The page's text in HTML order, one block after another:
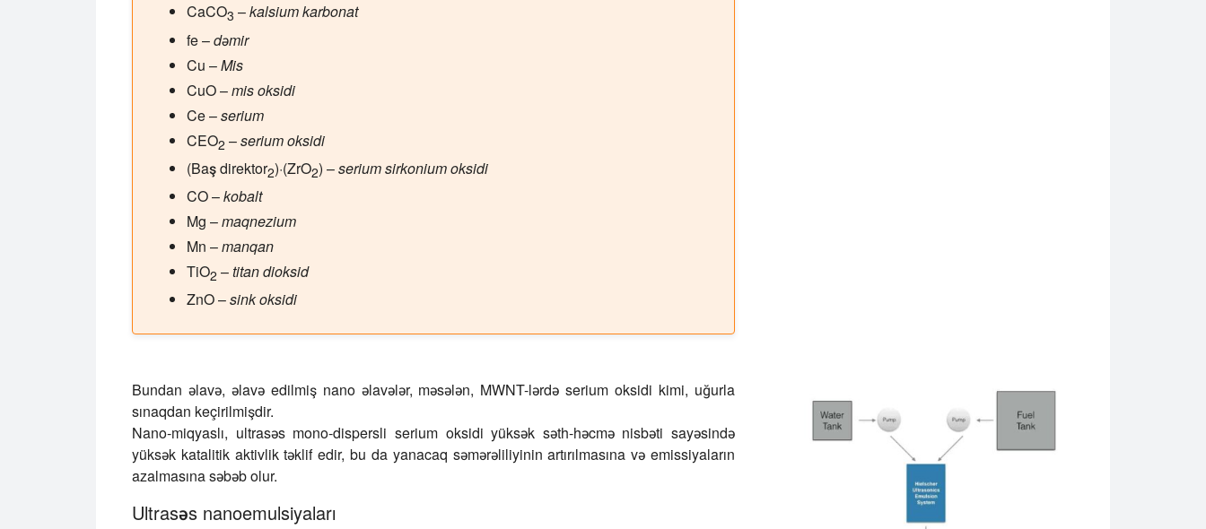
CaCO3 –kalsium karbonat
fe–dəmir
Cu –Mis
CuO–mis oksidi
Ce–serium
CEO2 –serium oksidi
(Baş direktor2)·(ZrO2) –serium sirkonium oksidi
CO–kobalt
Mg –maqnezium
Mn –manqan
TiO2 –titan dioksid
ZnO–sink oksidi
Bundan əlavə, əlavə edilmiş nano əlavələr, məsələn, MWNT-lərdə serium oksidi kimi, uğurla
sınaqdan keçirilmişdir.
Nano-miqyaslı, ultrasəs mono-dispersli serium oksidi yüksək səth-həcmə nisbəti sayəsində
yüksək katalitik aktivlik təklif edir, bu da yanacaq səmərəliliyinin artırılmasına və emissiyaların
azalmasına səbəb olur.
Ultrasəs nanoemulsiyaları